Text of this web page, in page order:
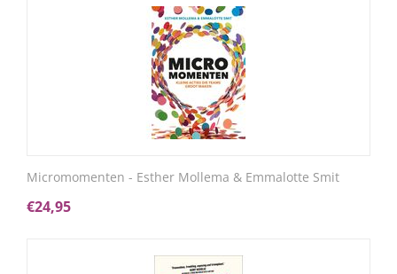
Micromomenten - Esther Mollema & Emmalotte Smit
€24,95